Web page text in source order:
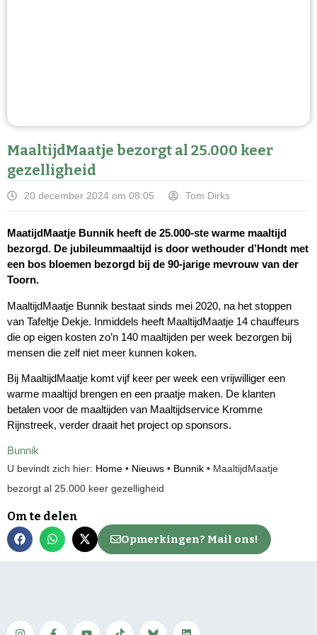
MaaltijdMaatje bezorgt al 25.000 keer
gezelligheid
20 december 2024 om 08:05 Tom Dirks
MaatijdMaatje Bunnik heeft de 25.000-ste warme maaltijd
bezorgd. De jubileummaaltijd is door wethouder d’Hondt met
een bos bloemen bezorgd bij de 90-jarige mevrouw van der
Toorn.
MaaltijdMaatje Bunnik bestaat sinds mei 2020, na het stoppen
van Tafeltje Dekje. Inmiddels heeft MaaltijdMaatje 14 chauffeurs
die op eigen kosten zo’n 140 maaltijden per week bezorgen bij
mensen die zelf niet meer kunnen koken.
Bij MaaltijdMaatje komt vijf keer per week een vrijwilliger een
warme maaltijd brengen en een praatje maken. De klanten
betalen voor de maaltijden van Maaltijdservice Kromme
Rijnstreek, verder draait het project op sponsors.
Bunnik
U bevindt zich hier: Home • Nieuws • Bunnik • MaaltijdMaatje
bezorgt al 25.000 keer gezelligheid
Om te delen
Opmerkingen? Mail ons!